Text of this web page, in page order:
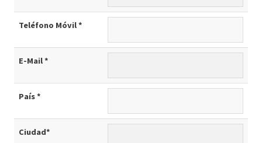
Teléfono Móvil *
E-Mail *
País *
Ciudad*